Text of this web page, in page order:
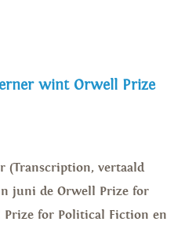
wint Orwell Prize
(Transcription, vertaald
juni de Orwell Prize for
for Political Fiction en